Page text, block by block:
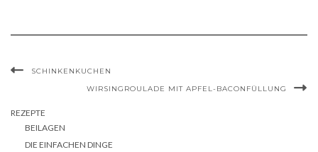
SCHINKENKUCHEN
WIRSINGROULADE MIT APFEL-BACONFÜLLUNG
REZEPTE
BEILAGEN
DIE EINFACHEN DINGE